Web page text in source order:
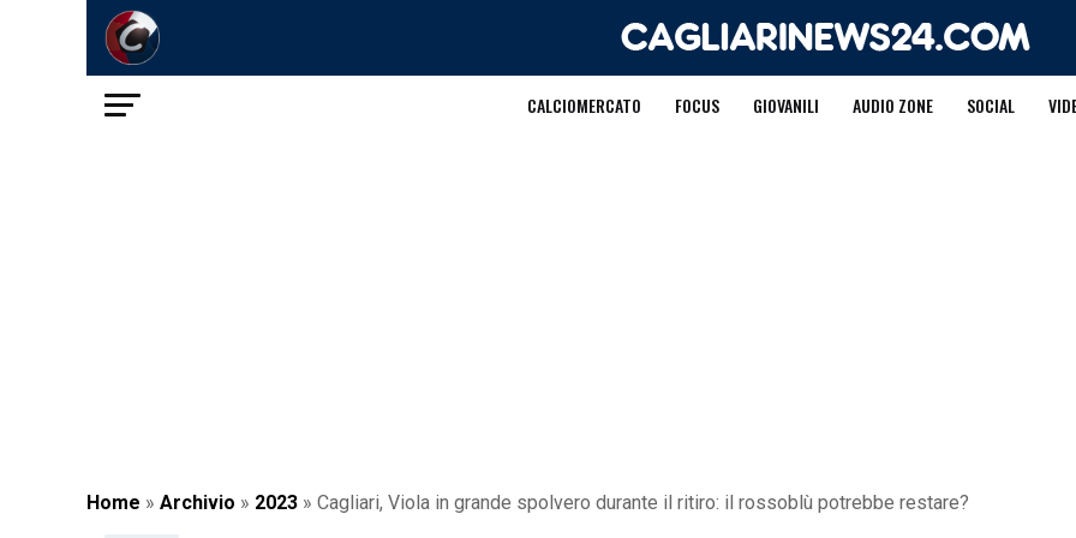
CALCIOMERCATO FOCUS GIOVANILI AUDIO ZONE SOCIAL
Home » Archivio » 2023 » Cagliari, Viola in grande spolvero durante il ritiro: il rossoblù potrebbe restare?